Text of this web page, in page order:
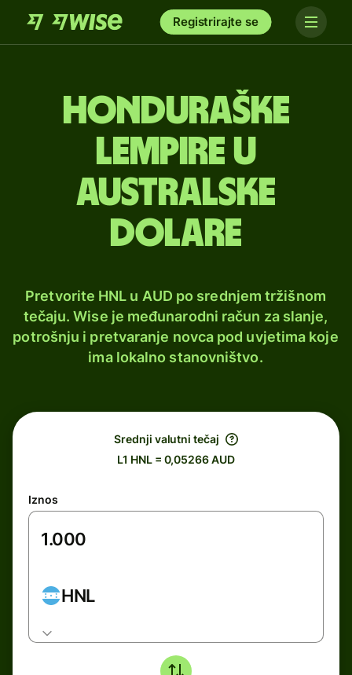
Registrirajte se
Honduraške
lempire u
australske
dolare
Pretvorite HNL u AUD po srednjem tržišnom
tečaju. Wise je međunarodni račun za slanje,
potrošnju i pretvaranje novca pod uvjetima koje
ima lokalno stanovništvo.
Srednji valutni tečaj
L1 HNL = 0,05266 AUD
Iznos
HNL